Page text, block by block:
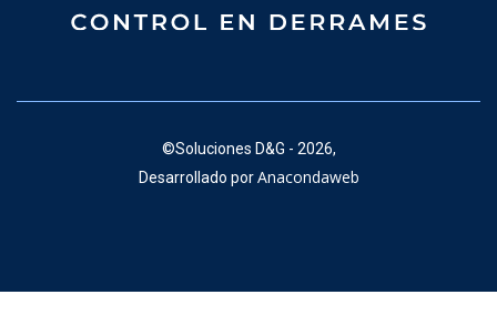
©Soluciones D&G - 2026,
Desarrollado por Anacondaweb